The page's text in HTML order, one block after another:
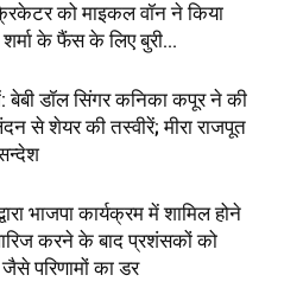
को माइकल वॉन ने किया
शर्मा के फैंस के लिए बुरी...
बेबी डॉल सिंगर कनिका कपूर ने की
से शेयर की तस्वीरें; मीरा राजपूत
भाजपा कार्यक्रम में शामिल होने
करने के बाद प्रशंसकों को
जैसे परिणामों का डर